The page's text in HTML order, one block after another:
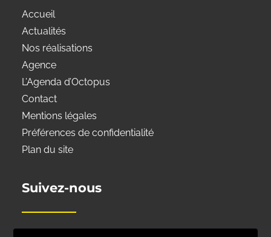
Accueil
Actualités
Nos réalisations
Agence
L’Agenda d’Octopus
Contact
Mentions légales
Préférences de confidentialité
Plan du site
Suivez-nous